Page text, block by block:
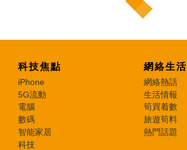
科技焦點
iPhone
5G流動
電腦
數碼
智能家居
科技
網絡生活
網絡熱話
生活情報
筍買着數
旅遊筍料
熱門話題